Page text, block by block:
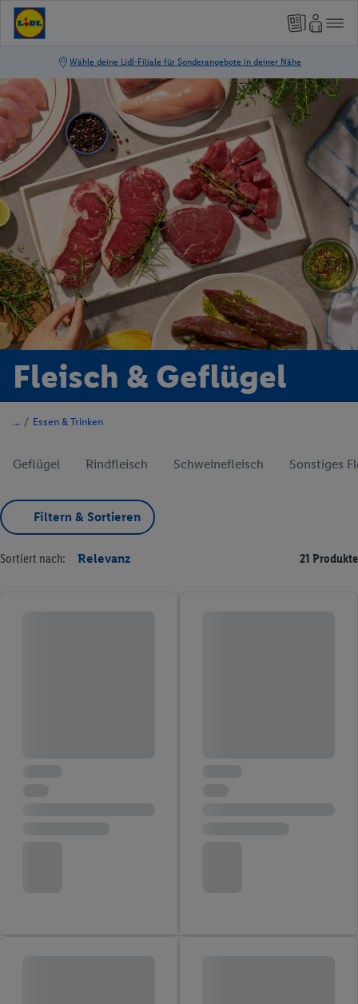
Fleisch & Geflügel
/ Essen & Trinken
Geflügel Rindfleisch Schweinefleisch Sonstiges
Filtern & Sortieren
Sortiert nach: Relevanz 21 Produkte